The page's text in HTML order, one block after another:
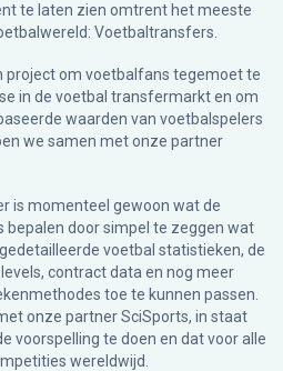
te laten zien omtrent het meeste
Voetbaltransfers.
project om voetbalfans tegemoet te
in de voetbal transfermarkt en om
waarden van voetbalspelers
we samen met onze partner
is momenteel gewoon wat de
bepalen door simpel te zeggen wat
voetbal statistieken, de
contract data en nog meer
toe te kunnen passen.
onze partner SciSports, in staat
voorspelling te doen en dat voor alle
wereldwijd.